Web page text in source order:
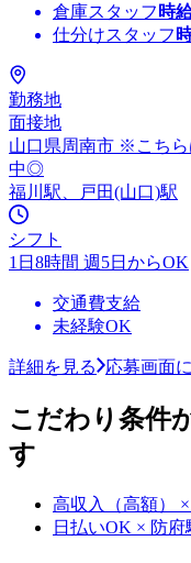
倉庫スタッフ 時
仕分けスタッフ
勤務地
面接地
山口県周南市 ※こち
中◎
福川駅、戸田(山口)駅
シフト
1日8時間 週5日からOK
交通費支給
未経験OK
詳細を見る 応募画面
こだわり条件
す
高収入（高額）
日払いOK × 防府